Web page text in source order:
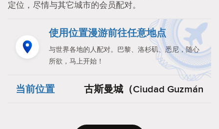
定位，尽情与其它城市的会员配对。
使用位置漫游前往任意地点
与世界各地的人配对。巴黎、洛杉矶、悉尼，随心
所欲，马上开始！
当前位置 古斯曼城（Ciudad Guzmán